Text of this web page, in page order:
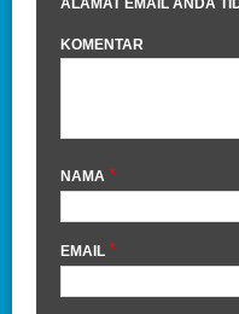
ALAMAT EMAIL ANDA
KOMENTAR
NAMA *
EMAIL *